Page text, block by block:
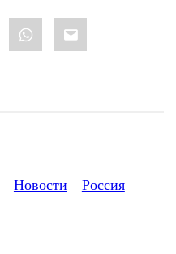
WhatsApp
Email
Новости
Россия